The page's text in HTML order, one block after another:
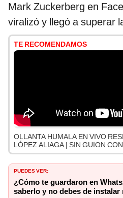
Mark Zuckerberg en
viralizó y llegó a superar
TE RECOMENDAMOS
OLLANTA HUMALA EN VIVO
LÓPEZ ALIAGA | SIN GUION
PUEDES VER:
¿Cómo te guardaron en
saberlo y no debes de instalar